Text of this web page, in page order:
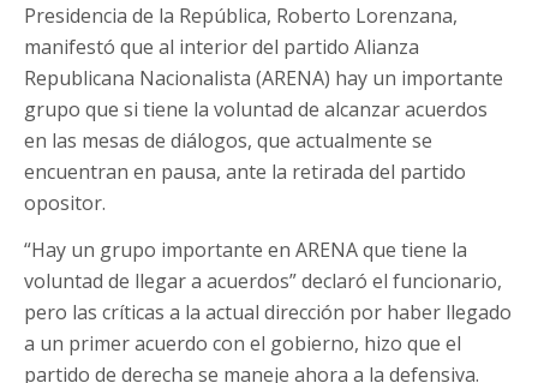
Presidencia de la República, Roberto Lorenzana,
manifestó que al interior del partido Alianza
Republicana Nacionalista (ARENA) hay un importante
grupo que si tiene la voluntad de alcanzar acuerdos
en las mesas de diálogos, que actualmente se
encuentran en pausa, ante la retirada del partido
opositor.
“Hay un grupo importante en ARENA que tiene la
voluntad de llegar a acuerdos” declaró el funcionario,
pero las críticas a la actual dirección por haber llegado
a un primer acuerdo con el gobierno, hizo que el
partido de derecha se maneje ahora a la defensiva.